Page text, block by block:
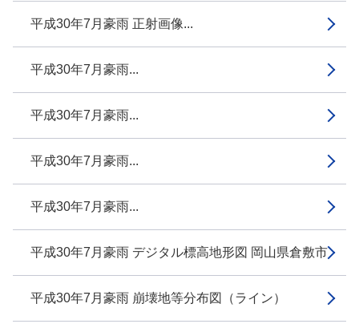
平成30年7月豪雨 正射画像...
平成30年7月豪雨...
平成30年7月豪雨...
平成30年7月豪雨...
平成30年7月豪雨...
平成30年7月豪雨 デジタル標高地形図 岡山県倉敷市
平成30年7月豪雨 崩壊地等分布図（ライン）